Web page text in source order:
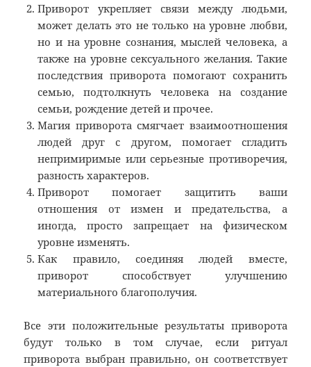
Приворот укрепляет связи между людьми,
может делать это не только на уровне любви,
но и на уровне сознания, мыслей человека, а
также на уровне сексуального желания. Такие
последствия приворота помогают сохранить
семью, подтолкнуть человека на создание
семьи, рождение детей и прочее.
Магия приворота смягчает взаимоотношения
людей друг с другом, помогает сгладить
непримиримые или серьезные противоречия,
разность характеров.
Приворот помогает защитить ваши
отношения от измен и предательства, а
иногда, просто запрещает на физическом
уровне изменять.
Как правило, соединяя людей вместе,
приворот способствует улучшению
материального благополучия.
Все эти положительные результаты приворота
будут только в том случае, если ритуал
приворота выбран правильно, он соответствует